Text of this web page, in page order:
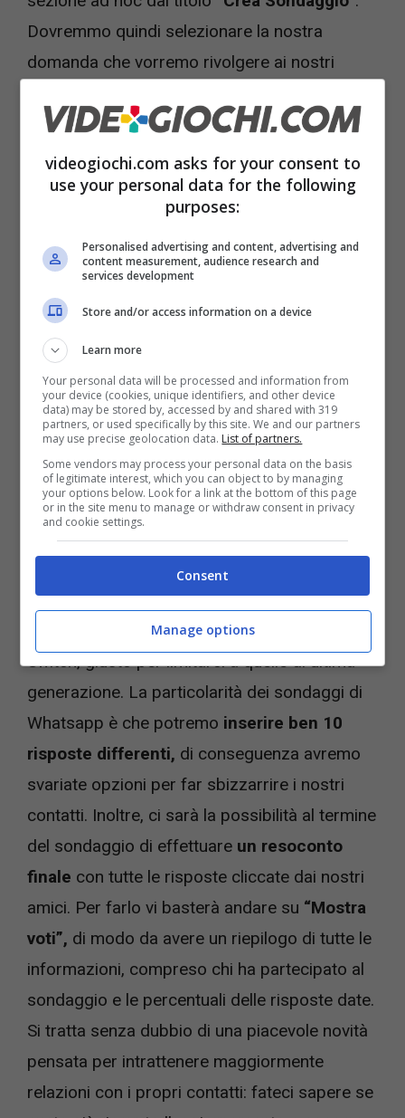
Dovremmo quindi selezionare la nostra
domanda che vorremo rivolgere ai nostri
WHATSAPP, ECCO COME
DARE VITA A DEI SONDAGGI:
LA GUIDA PASSO PASSO
Ad esempio potremmo dare vita ad un
sondaggio a tema videoludico, con una
“Qual è la vostra console
preferita?”,inserendo ad esempio le opzioni
Playstation 5, Xbox Series S/X e Nintendo
Switch, giusto per limitarci a quelle di ultima
generazione. La particolarità dei sondaggi di
Whatsapp è che potremo inserire ben 10
risposte differenti, di conseguenza avremo
svariate opzioni per far sbizzarrire i nostri
contatti. Inoltre, ci sarà la possibilità al termine
del sondaggio di effettuare un resoconto
finale con tutte le risposte cliccate dai nostri
amici. Per farlo vi basterà andare su “Mostra
voti”, di modo da avere un riepilogo di tutte le
informazioni, compreso chi ha partecipato al
sondaggio e le percentuali delle risposte date.
Si tratta senza dubbio di una piacevole novità
pensata per intrattenere maggiormente
relazioni con i propri contatti: fateci sapere se
videogiochi.com asks for your consent to
use your personal data for the following
purposes:
Personalised advertising and content, advertising and
content measurement, audience research and
services development
Store and/or access information on a device
Learn more
Your personal data will be processed and information from
your device (cookies, unique identifiers, and other device
data) may be stored by, accessed by and shared with 319
partners, or used specifically by this site. We and our partners
may use precise geolocation data. List of partners.
Some vendors may process your personal data on the basis
of legitimate interest, which you can object to by managing
your options below. Look for a link at the bottom of this page
or in the site menu to manage or withdraw consent in privacy
and cookie settings.
Consent
Manage options